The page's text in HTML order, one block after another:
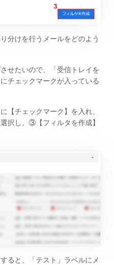
分けを行うメールをどのよう
せたいので、「受信トレイを
チェックマークが入っている
【チェックマーク】を入れ、
択し、③【フィルタを作成】
ると、「テスト」ラベルにメ